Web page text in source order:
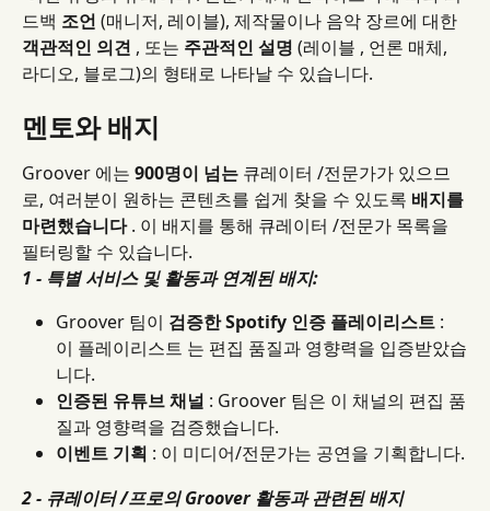
드백 조언 (매니저, 레이블), 제작물이나 음악 장르에 대한
객관적인 의견 , 또는 주관적인 설명 (레이블 , 언론 매체,
라디오, 블로그)의 형태로 나타날 수 있습니다.
멘토와 배지
Groover 에는 900명이 넘는 큐레이터 /전문가가 있으므
로, 여러분이 원하는 콘텐츠를 쉽게 찾을 수 있도록 배지를
마련했습니다 . 이 배지를 통해 큐레이터 /전문가 목록을
필터링할 수 있습니다.
1 - 특별 서비스 및 활동과 연계된 배지:
Groover 팀이 검증한 Spotify 인증 플레이리스트 :
이 플레이리스트 는 편집 품질과 영향력을 입증받았습
니다.
인증된 유튜브 채널 : Groover 팀은 이 채널의 편집 품
질과 영향력을 검증했습니다.
이벤트 기획 : 이 미디어/전문가는 공연을 기획합니다.
2 - 큐레이터 /프로의 Groover 활동과 관련된 배지